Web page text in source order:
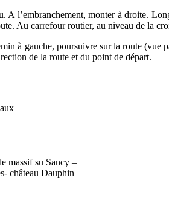
A l’embranchement, monter à droite.
Au carrefour routier, au niveau de la
à gauche, poursuivre sur la route (vue
de la route et du point de départ.
–
massif su Sancy –
château Dauphin –